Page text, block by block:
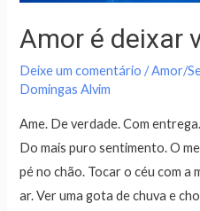
Amor é deixar
Deixe um comentário /Amor/
Domingas Alvim
Ame. De verdade. Com
Do mais puro sentimento. O
pé no chão. Tocar o céu com a
ar. Ver uma gota de chuva e